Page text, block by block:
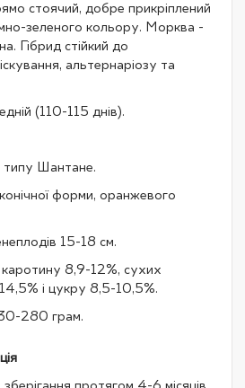
стоячий, добре прикріплений
зеленого кольору. Морква -
Гібрид стійкий до
альтернаріозу та
(110-115 днів).
типу Шантане.
форми, оранжевого
15-18 см.
каротину 8,9-12%, сухих
і цукру 8,5-10,5%.
280 грам.